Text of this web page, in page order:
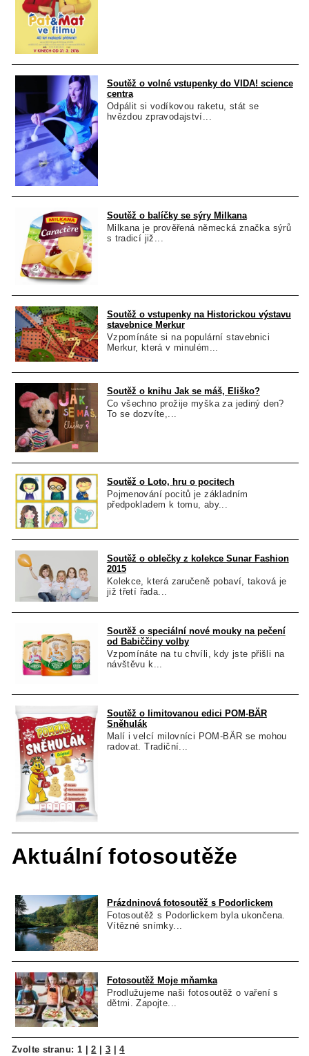
Soutěž o volné vstupenky do VIDA! science
centra
Odpálit si vodíkovou raketu, stát se
hvězdou zpravodajství...
Soutěž o balíčky se sýry Milkana
Milkana je prověřená německá značka sýrů
s tradicí již...
Soutěž o vstupenky na Historickou výstavu
stavebnice Merkur
Vzpomínáte si na populární stavebnici
Merkur, která v minulém...
Soutěž o knihu Jak se máš, Eliško?
Co všechno prožije myška za jediný den?
To se dozvíte,...
Soutěž o Loto, hru o pocitech
Pojmenování pocitů je základním
předpokladem k tomu, aby...
Soutěž o oblečky z kolekce Sunar Fashion
2015
Kolekce, která zaručeně pobaví, taková je
již třetí řada...
Soutěž o speciální nové mouky na pečení
od Babiččiny volby
Vzpomínáte na tu chvíli, kdy jste přišli na
návštěvu k...
Soutěž o limitovanou edici POM-BÄR
Sněhulák
Malí i velcí milovníci POM-BÄR se mohou
radovat. Tradiční...
Aktuální fotosoutěže
Prázdninová fotosoutěž s Podorlickem
Fotosoutěž s Podorlickem byla ukončena.
Vítězné snímky...
Fotosoutěž Moje mňamka
Prodlužujeme naši fotosoutěž o vaření s
dětmi. Zapojte...
Zvolte stranu: 1 |2 3 |4